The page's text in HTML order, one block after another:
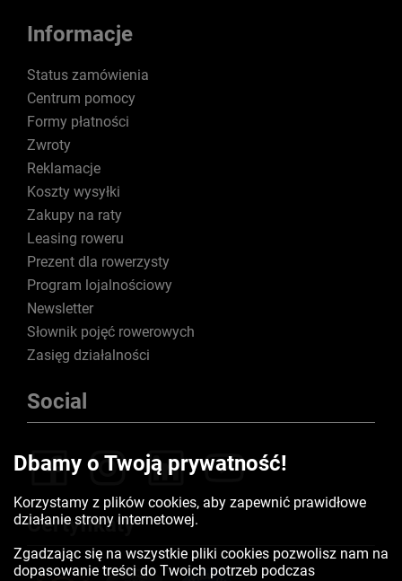
Informacje
Status zamówienia
Centrum pomocy
Formy płatności
Zwroty
Reklamacje
Koszty wysyłki
Zakupy na raty
Leasing roweru
Prezent dla rowerzysty
Program lojalnościowy
Newsletter
Słownik pojęć rowerowych
Zasięg działalności
Social
Certyfikaty
Dbamy o Twoją prywatność!
Korzystamy z plików cookies, aby zapewnić prawidłowe
działanie strony internetowej.
Zgadzając się na wszystkie pliki cookies pozwolisz nam na
dopasowanie treści do Twoich potrzeb podczas